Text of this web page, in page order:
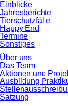
Einblicke
Jahresberichte
Tierschutzfälle
Happy End
Termine
Sonstiges
Über uns
Das Team
Aktionen und
Ausbildung
Satzung